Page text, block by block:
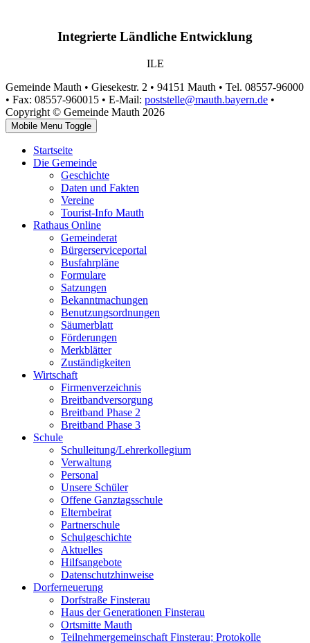
Integrierte Ländliche Entwicklung
ILE
Gemeinde Mauth • Giesekestr. 2 • 94151 Mauth • Tel. 08557-96000
• Fax: 08557-960015 • E-Mail: poststelle@mauth.bayern.de •
Copyright © Gemeinde Mauth 2026
Mobile Menu Toggle
Startseite
Die Gemeinde
Geschichte
Daten und Fakten
Vereine
Tourist-Info Mauth
Rathaus Online
Gemeinderat
Bürgerserviceportal
Busfahrpläne
Formulare
Satzungen
Bekanntmachungen
Benutzungsordnungen
Säumerblatt
Förderungen
Merkblätter
Zuständigkeiten
Wirtschaft
Firmenverzeichnis
Breitbandversorgung
Breitband Phase 2
Breitband Phase 3
Schule
Schulleitung/Lehrerkollegium
Verwaltung
Personal
Unsere Schüler
Offene Ganztagsschule
Elternbeirat
Partnerschule
Schulgeschichte
Aktuelles
Hilfsangebote
Datenschutzhinweise
Dorferneuerung
Dorfstraße Finsterau
Haus der Generationen Finsterau
Ortsmitte Mauth
Teilnehmergemeinschaft Finsterau; Protokolle